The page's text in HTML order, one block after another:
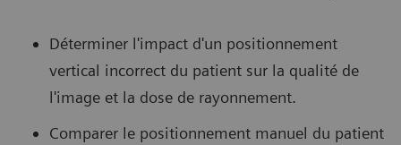
Déterminer l'impact d'un positionnement
vertical incorrect du patient sur la qualité de
l'image et la dose de rayonnement.
Comparer le positionnement manuel du patient